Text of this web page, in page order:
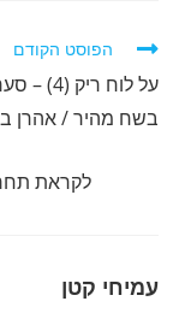
לקרוא
מאמרים
נוספים
הפוסט הקודם
על לוח
בשח מהיר / אהרן
לקראת תחרות
עמיחי קטן